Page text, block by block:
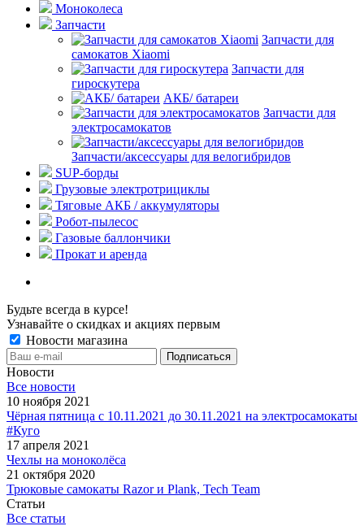
Моноколеса
Запчасти
Запчасти для
самокатов Xiaomi
Запчасти для
гироскутера
АКБ/ батареи
Запчасти для
электросамокатов
Запчасти/аксессуары для велогибридов
SUP-борды
Грузовые электротрициклы
Тяговые АКБ / аккумуляторы
Робот-пылесос
Газовые баллончики
Прокат и аренда
Будьте всегда в курсе!
Узнавайте о скидках и акциях первым
Новости магазина
Новости
Все новости
10 ноября 2021
Чёрная пятница с 10.11.2021 до 30.11.2021 на электросамокаты
#Куго
17 апреля 2021
Чехлы на моноколёса
21 октября 2020
Трюковые самокаты Razor и Plank, Tech Team
Статьи
Все статьи